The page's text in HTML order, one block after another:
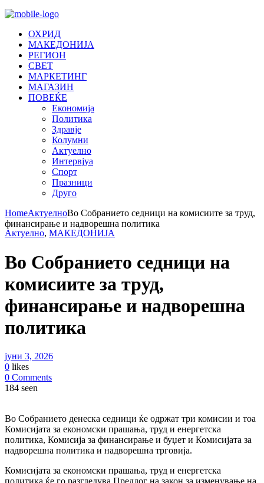
ОХРИД
МАКЕДОНИЈА
РЕГИОН
СВЕТ
МАРКЕТИНГ
МАГАЗИН
ПОВЕЌЕ
Економија
Политика
Здравје
Колумни
Актуелно
Интервјуа
Спорт
Празници
Друго
HomeАктуелноВо Собранието седници на комисиите за труд,
финансирање и надворешна политика
Актуелно, МАКЕДОНИЈА
Во Собранието седници на
комисиите за труд,
финансирање и надворешна
политика
јуни 3, 2026
0 likes
0 Comments
184 seen
Во Собранието денеска седници ќе одржат три комисии и тоа
Комисијата за економски прашања, труд и енергетска
политика, Комисија за финансирање и буџет и Комисијата за
надворешна политика и надворешна трговија.
Комисијата за економски прашања, труд и енергетска
политика ќе го разгледува Предлог на закон за изменување на